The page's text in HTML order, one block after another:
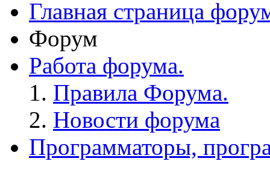
Главная страница
Форум
Работа форума.
Правила Форума.
Новости форума
Программаторы,